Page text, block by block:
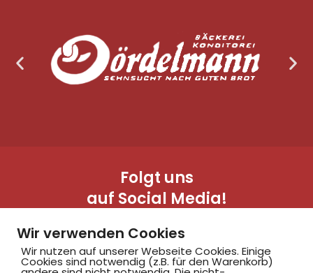
Folgt uns
auf Social Media!
Wir verwenden Cookies
Wir nutzen auf unserer Webseite Cookies. Einige
Cookies sind notwendig (z.B. für den Warenkorb)